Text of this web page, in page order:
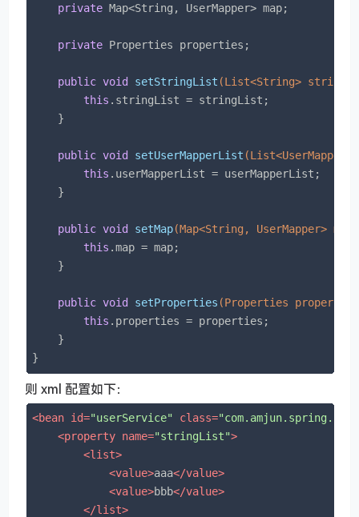
private Map<String, UserMapper> map;
private Properties properties;
public void setStringList (List<String>
this .stringList = stringList;
    }
public void setUserMapperList
this .userMapperList = userMapperList;
    }
public void setMap(Map<String, UserMapper> map)
this .map = map;
    }
public void setProperties (Properties
this .properties = properties;
    }
}
则 xml 配置如下：
<bean id="userService" class=
<property name="stringList">
<list>
<value>aaa</value>
<value>bbb</value>
</list>